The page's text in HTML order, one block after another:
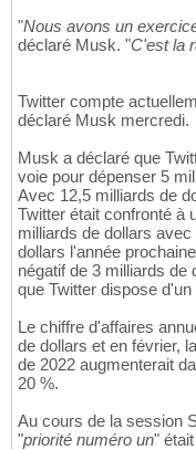
"Nous avons un
déclaré Musk. "C'est la
Twitter compte
déclaré Musk mercredi.
Musk a déclaré que
voie pour dépenser 5
Avec 12,5 milliards de
Twitter était confronté à
milliards de dollars
dollars l'année
négatif de 3 milliards
que Twitter dispose
Le chiffre d'affaires
de dollars et en février,
de 2022 augmenterait
20 %.
Au cours de la session
"priorité numéro un"